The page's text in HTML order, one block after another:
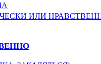
ИЛИ